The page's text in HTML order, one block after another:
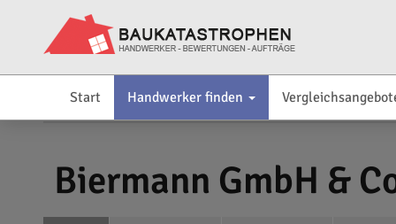
Start Handwerker finden
Biermann GmbH &